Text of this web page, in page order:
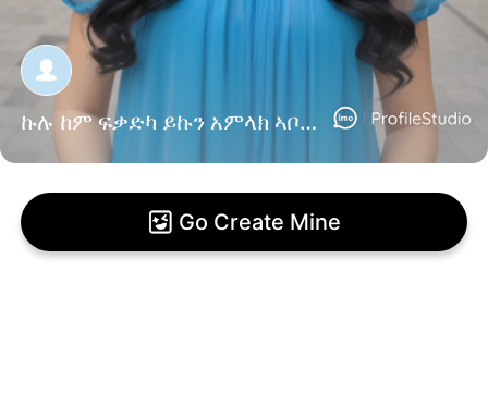
ኩሉ ከም ፍቃድካ ይኩን አምላክ ኣቦይ ።
Go Create Mine